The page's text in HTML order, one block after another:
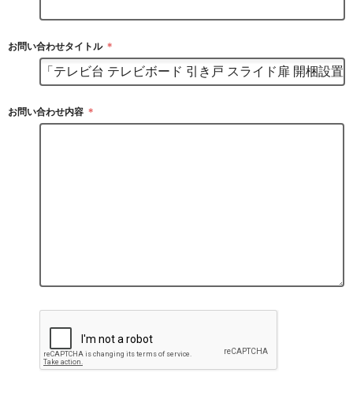
お問い合わせタイトル ＊
お問い合わせ内容 ＊